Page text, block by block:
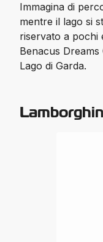
Immagina di
mentre il lago si
riservato a pochi
Benacus
Lago di Garda.